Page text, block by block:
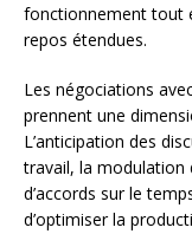
fonctionnement tout
repos étendues.
Les négociations
prennent une
L’anticipation des
travail, la modulation
d’accords sur le
d’optimiser la